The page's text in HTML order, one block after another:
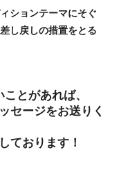
ションテーマにそぐ
し戻しの措置をとる
とがあれば、
セージをお送りく
ております！